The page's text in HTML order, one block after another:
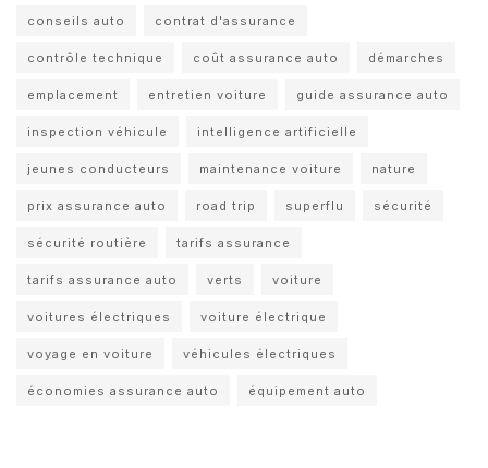
conseils auto contrat d'assurance
contrôle technique coût assurance auto démarches
emplacement entretien voiture guide assurance auto
inspection véhicule intelligence artificielle
jeunes conducteurs maintenance voiture nature
prix assurance auto road trip superflu sécurité
sécurité routière tarifs assurance
tarifs assurance auto verts voiture
voitures électriques voiture électrique
voyage en voiture véhicules électriques
économies assurance auto équipement auto